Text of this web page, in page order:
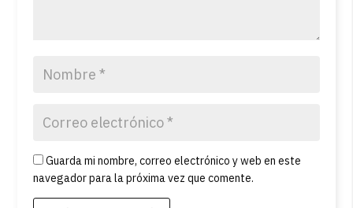
Guarda mi nombre, correo electrónico y web en este
navegador para la próxima vez que comente.